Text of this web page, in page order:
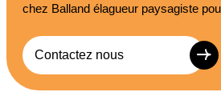
chez Balland élagueur paysagiste
Contactez nous